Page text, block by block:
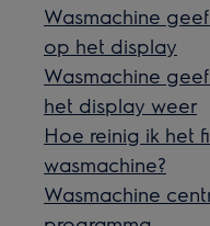
Wasmachine
op het display
Wasmachine
het display weer
Hoe reinig ik het
wasmachine?
Wasmachine